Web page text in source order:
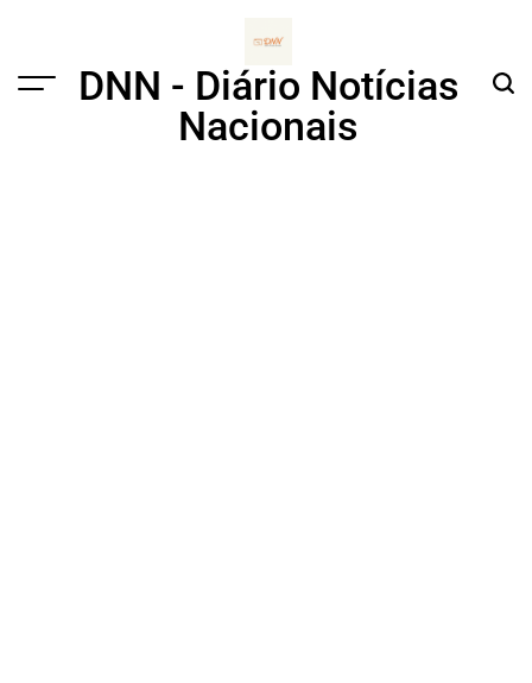
Menu
DNN - Diário Notícias
Nacionais